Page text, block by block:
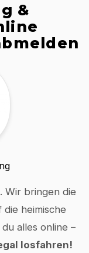
&
Wir bringen die
heimische
alles online –
losfahren!